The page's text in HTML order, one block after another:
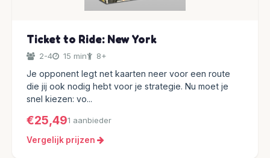
Ticket to Ride: New York
2-4 15 min 8+
Je opponent legt net kaarten neer voor een route
die jij ook nodig hebt voor je strategie. Nu moet je
snel kiezen: vo...
€25,491 aanbieder
Vergelijk prijzen